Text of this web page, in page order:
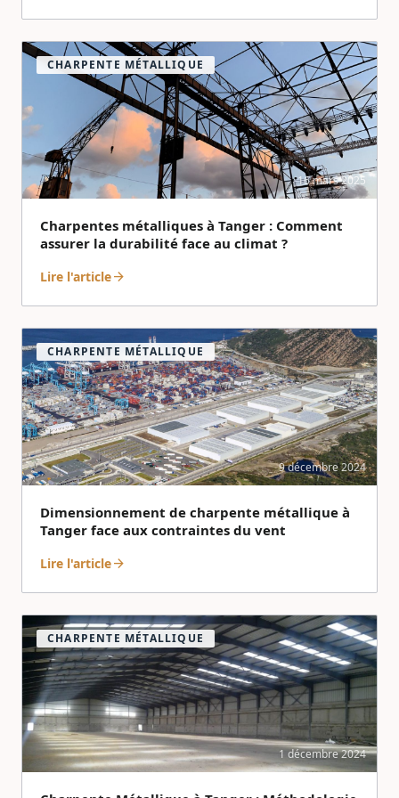
CHARPENTE MÉTALLIQUE
16 mars 2025
Charpentes métalliques à Tanger : Comment
assurer la durabilité face au climat ?
Lire l'articlearrow_forward
CHARPENTE MÉTALLIQUE
9 décembre 2024
Dimensionnement de charpente métallique à
Tanger face aux contraintes du vent
Lire l'articlearrow_forward
CHARPENTE MÉTALLIQUE
1 décembre 2024